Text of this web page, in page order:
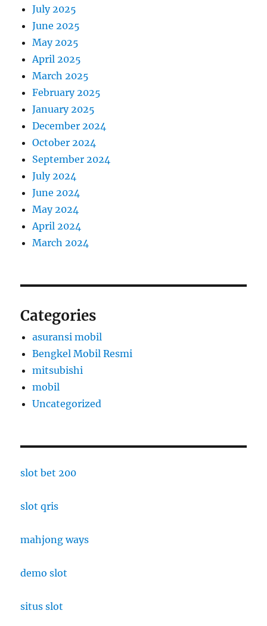
July 2025
June 2025
May 2025
April 2025
March 2025
February 2025
January 2025
December 2024
October 2024
September 2024
July 2024
June 2024
May 2024
April 2024
March 2024
Categories
asuransi mobil
Bengkel Mobil Resmi
mitsubishi
mobil
Uncategorized
slot bet 200
slot qris
mahjong ways
demo slot
situs slot